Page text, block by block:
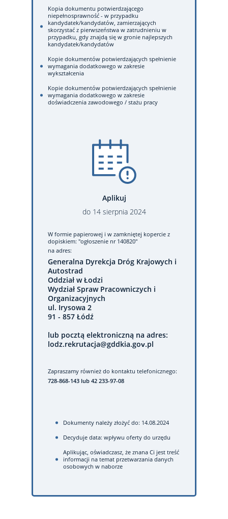
Kopia dokumentu potwierdzającego
niepełnosprawność - w przypadku
kandydatek/kandydatów, zamierzających
skorzystać z pierwszeństwa w zatrudnieniu w
przypadku, gdy znajdą się w gronie najlepszych
kandydatek/kandydatów
Kopie dokumentów potwierdzających spełnienie
wymagania dodatkowego w zakresie
wykształcenia
Kopie dokumentów potwierdzających spełnienie
wymagania dodatkowego w zakresie
doświadczenia zawodowego / stażu pracy
Aplikuj
do 14 sierpnia 2024
W formie papierowej i w zamkniętej kopercie z
dopiskiem: "ogłoszenie nr 140820"
na adres:
Generalna Dyrekcja Dróg Krajowych i
Autostrad
Oddział w Łodzi
Wydział Spraw Pracowniczych i
Organizacyjnych
ul. Irysowa 2
91 - 857 Łódź
lub pocztą elektroniczną na adres:
lodz.rekrutacja@gddkia.gov.pl
Zapraszamy również do kontaktu telefonicznego:
728-868-143 lub 42 233-97-08
Dokumenty należy złożyć do: 14.08.2024
Decyduje data: wpływu oferty do urzędu
Aplikując, oświadczasz, że znana Ci jest treść
informacji na temat przetwarzania danych
osobowych w naborze